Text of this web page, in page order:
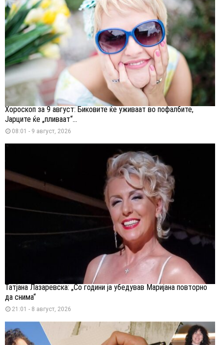
Хороскоп за 9 август: Биковите ќе уживаат во пофалбите,
Јарците ќе „пливаат“...
08:01 - 9 август, 2026
Татјана Лазаревска: „Со години ја убедував Маријана повторно
да снима“
21:01 - 8 август, 2026